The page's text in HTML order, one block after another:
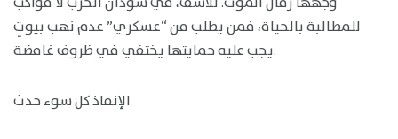
للمطالبة بالحياة، فمن يطلب من “عسكري” عدم نهب بيوتٍ
يجب عليه حمايتها يختفي في ظروف غامضة.
الإنقاذ كل سوء حدث